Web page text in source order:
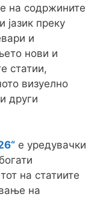
на содржините
јазик преку
и
нови и
статии,
визуелно
други
е уредувачки
на статиите
на